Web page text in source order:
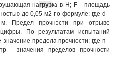
нагрузка в Н; F - площадь
до 0,05 м2 по формуле: где d -
Предел прочности при отрыве
По результатам испытаний
предела прочности: где п -
- значения пределов прочности